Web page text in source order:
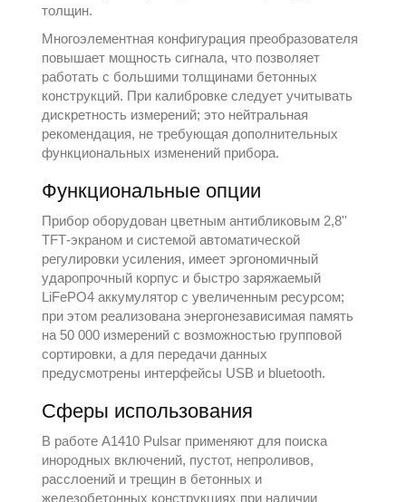
толщин.
Многоэлементная конфигурация преобразователя
повышает мощность сигнала, что позволяет
работать с большими толщинами бетонных
конструкций. При калибровке следует учитывать
дискретность измерений; это нейтральная
рекомендация, не требующая дополнительных
функциональных изменений прибора.
Функциональные опции
Прибор оборудован цветным антибликовым 2,8''
TFT‑экраном и системой автоматической
регулировки усиления, имеет эргономичный
ударопрочный корпус и быстро заряжаемый
LiFePO4 аккумулятор с увеличенным ресурсом;
при этом реализована энергонезависимая память
на 50 000 измерений с возможностью групповой
сортировки, а для передачи данных
предусмотрены интерфейсы USB и bluetooth.
Сферы использования
В работе A1410 Pulsar применяют для поиска
инородных включений, пустот, непроливов,
расслоений и трещин в бетонных и
железобетонных конструкциях при наличии